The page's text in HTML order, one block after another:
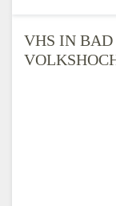
VHS IN BAD